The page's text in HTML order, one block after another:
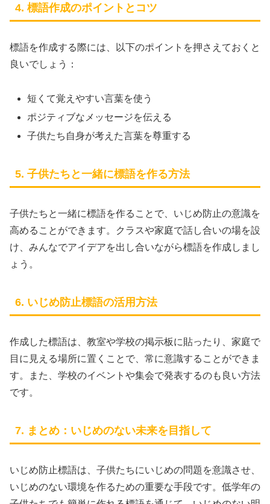
4. 標語作成のポイントとコツ
標語を作成する際には、以下のポイントを押さえておくと
良いでしょう：
短くて覚えやすい言葉を使う
ポジティブなメッセージを伝える
子供たち自身が考えた言葉を尊重する
5. 子供たちと一緒に標語を作る方法
子供たちと一緒に標語を作ることで、いじめ防止の意識を
高めることができます。クラスや家庭で話し合いの場を設
け、みんなでアイデアを出し合いながら標語を作成しまし
ょう。
6. いじめ防止標語の活用方法
作成した標語は、教室や学校の掲示板に貼ったり、家庭で
目に見える場所に置くことで、常に意識することができま
す。また、学校のイベントや集会で発表するのも良い方法
です。
7. まとめ：いじめのない未来を目指して
いじめ防止標語は、子供たちにいじめの問題を意識させ、
いじめのない環境を作るための重要な手段です。低学年の